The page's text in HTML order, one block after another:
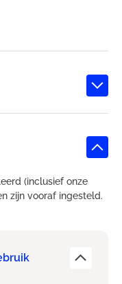
(inclusief onze
zijn vooraf ingesteld.